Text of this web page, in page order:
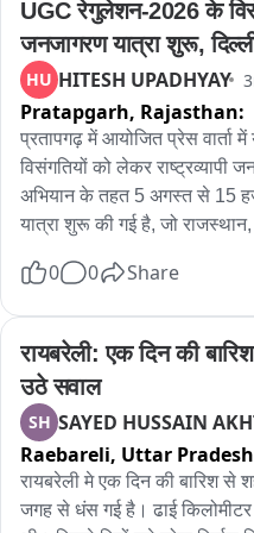
सूचना मिलते ही दमकल और संबंधित
मौके पर पहुंचे दमकल कर्मियों ने
करीब आधा दर्जन से ज्यादा दमकल
गनीमत रही कि सुबह का समय होने
संख्या कम थी.
इस कारण फैक्ट्री में कोई जनहानि
फिलहाल आग लगने के कारणों की
UGC रेगुलेशन-2026 के
जनजागरण यात्रा शुरू,
HU HITESH UPADHYAY
Pratapgarh, Rajasthan:
प्रतापगढ़ में आयोजित प्रेस
विसंगतियों को लेकर राष्ट्रव्यापी
अभियान के तहत 5 अगस्त से 15
यात्रा शुरू की गई है, जो
को नई दिल्ली में प्रस्तावित
विद्यार्थियों, अभिभावकों, शिक्षकों
रेगुलेशन-2026 की कथित
तरीके से जनमत तैयार करना है।
सेवा के संस्थापक एवं राष्ट्रीय
शेखावत ने कहा कि यूजीसी
सामान्य वर्ग के विद्यार्थियों और
उनका आरोप था कि नियमों के तहत
0 0 Share
रायबरेली: एक दिन की
उठे सवाल
SH SAYED HUSSAIN
Raebareli, Uttar
रायबरेली मे एक दिन की बारिश से
जगह से धंस गई है। ढाई